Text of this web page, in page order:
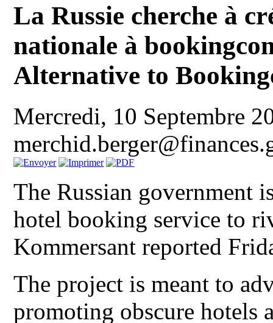
La Russie cherche à
nationale à
Alternative to
Mercredi, 10 Septembre
The Russian government
hotel booking service to
Kommersant reported
The project is meant to
promoting obscure hotels